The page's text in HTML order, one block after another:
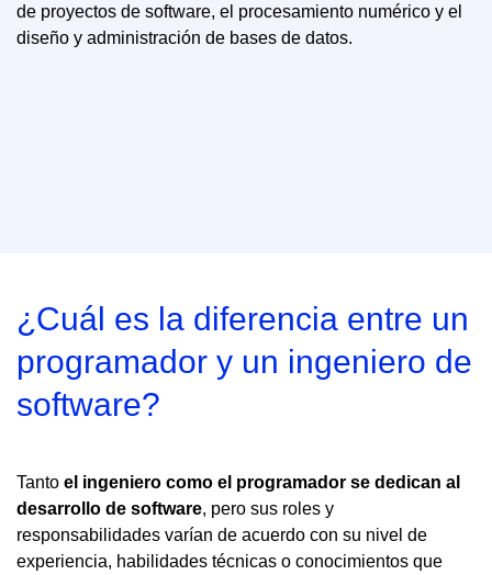
de proyectos de software, el procesamiento numérico y el
diseño y administración de bases de datos.
¿Cuál es la diferencia entre un
programador y un ingeniero de
software?
Tanto el ingeniero como el programador se dedican al
desarrollo de software, pero sus roles y
responsabilidades varían de acuerdo con su nivel de
experiencia, habilidades técnicas o conocimientos que